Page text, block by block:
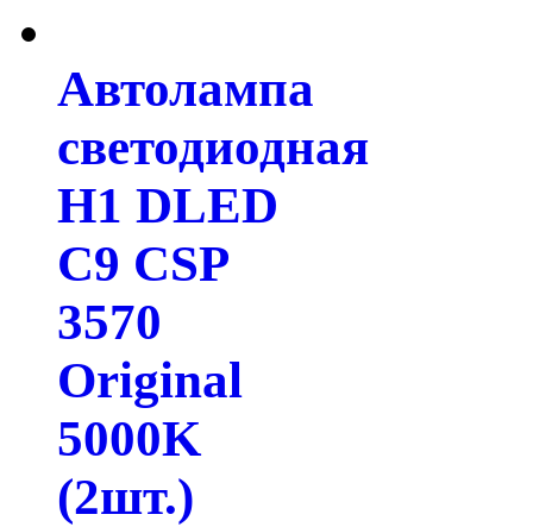
Автолампа
светодиодная
H1 DLED
C9 CSP
3570
Original
5000K
(2шт.)